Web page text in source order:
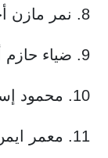
8. نمر مازن أحمد القرعان
9. ضياء حازم أحمد القرعان
10. محمود إسماعيل عبد الغفار جحجوح
11. معمر ايمن محمود الحلو